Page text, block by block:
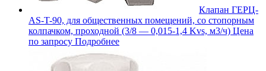
Клапан ГЕРЦ-
AS-T-90, для общественных помещений, со стопорным
колпачком, проходной (3/8 — 0,015-1,4 Kvs, м3/ч) Цена
по запросу Подробнее